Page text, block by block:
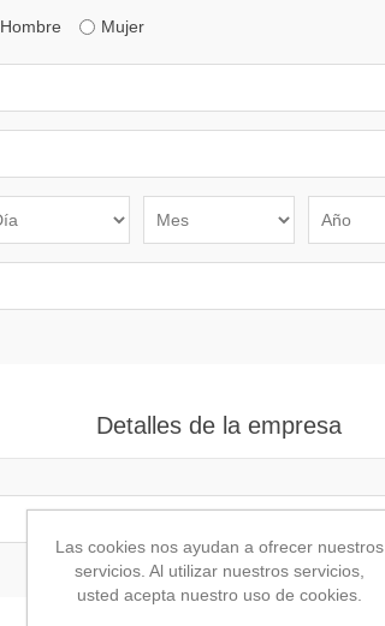
Hombre Mujer
Detalles de la empresa
Las cookies nos ayudan a ofrecer nuestros
servicios. Al utilizar nuestros servicios,
usted acepta nuestro uso de cookies.